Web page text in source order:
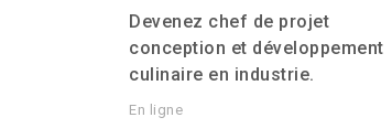
Devenez chef de projet
conception et développement
culinaire en industrie.
En ligne